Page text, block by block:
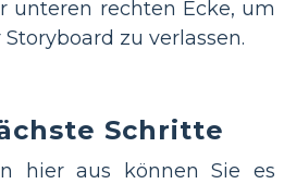
unteren rechten Ecke, um
Storyboard zu verlassen.
Schritte
hier aus können Sie es